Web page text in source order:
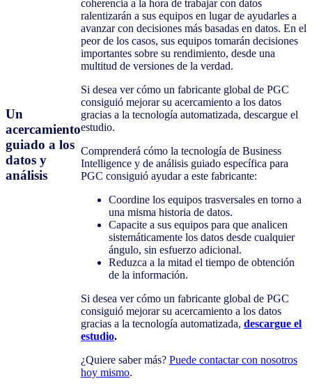
Un
acercamiento
guiado a los
datos y
análisis
coherencia a la hora de trabajar con datos
ralentizarán a sus equipos en lugar de ayudarles a
avanzar con decisiones más basadas en datos. En el
peor de los casos, sus equipos tomarán decisiones
importantes sobre su rendimiento, desde una
multitud de versiones de la verdad.
Si desea ver cómo un fabricante global de PGC
consiguió mejorar su acercamiento a los datos
gracias a la tecnología automatizada, descargue el
estudio.
Comprenderá cómo la tecnología de Business
Intelligence y de análisis guiado específica para
PGC consiguió ayudar a este fabricante:
Coordine los equipos trasversales en torno a
una misma historia de datos.
Capacite a sus equipos para que analicen
sistemáticamente los datos desde cualquier
ángulo, sin esfuerzo adicional.
Reduzca a la mitad el tiempo de obtención
de la información.
Si desea ver cómo un fabricante global de PGC
consiguió mejorar su acercamiento a los datos
gracias a la tecnología automatizada, descargue el
estudio.
¿Quiere saber más? Puede contactar con nosotros
hoy mismo.